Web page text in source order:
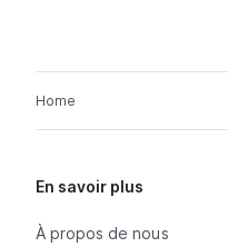
Home
En savoir plus
À propos de nous